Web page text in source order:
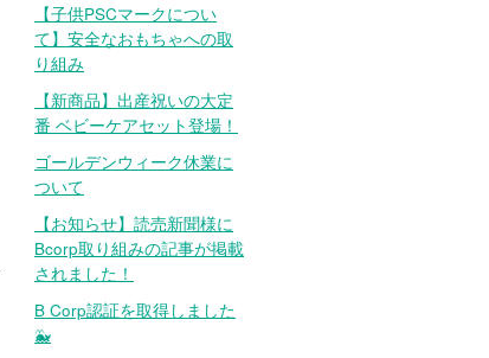
【子供PSCマークについ
て】安全なおもちゃへの取
り組み
【新商品】出産祝いの大定
番 ベビーケアセット登場！
ゴールデンウィーク休業に
ついて
【お知らせ】読売新聞様に
Bcorp取り組みの記事が掲載
されました！
B Corp認証を取得しました
🐳